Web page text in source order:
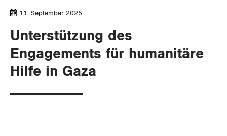
Gewerkschaftsrechte
Arbeitssicherheit und Gesundheitsschutz
Überbrückungsleistung
Ergänzungsleistungen
Verkehr
Post
Energie und Umwelt
Gleichstellung von Frauen und Männern
BILDUNG & JUGEND
MIGRATION
11. September 2025
Unterstützung des
Engagements für humanitäre
Hilfe in Gaza